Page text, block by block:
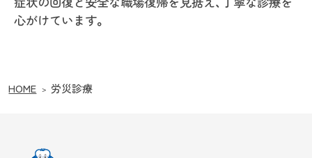
心がけています。
HOME 労災診療